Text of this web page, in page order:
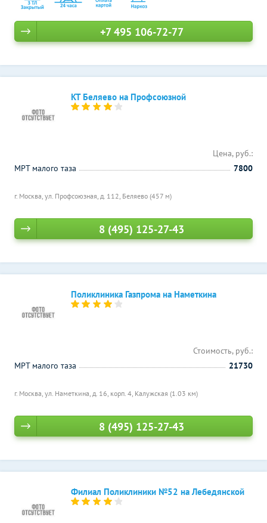
+7 495 106-72-77
КТ Беляево на Профсоюзной
г. Москва, ул. Профсоюзная, д. 112, Беляево (457 м)
Цена, руб.:
МРТ малого таза
7800
8 (495) 125-27-43
Поликлиника Газпрома на Наметкина
г. Москва, ул. Наметкина, д. 16, корп. 4, Калужская (1.03 км)
Стоимость, руб.:
МРТ малого таза
21730
8 (495) 125-27-43
Филиал Поликлиники №52 на Лебедянской